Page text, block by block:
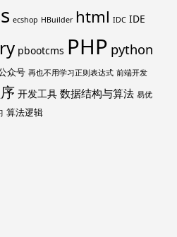
ecshop HBuilder html IDC IDE
pbootcms PHP python
众号 再也不用学习正则表达式 前端开发
开发工具 数据结构与算法 易优
算法逻辑